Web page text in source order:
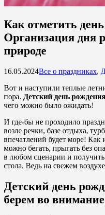
Как отметить
Организация дня
природе
16.05.2024Все о праздниках,
Вот и наступили теплые
пора. Детский день
чего можно было ожидать!
И где-бы не проходило
возле речки, базе отдыха,
впечатлений будет море! Как
можно бегать, прыгать без
в любом сценарии и получить
стола. Ведь на свежем
Детский день
берем во